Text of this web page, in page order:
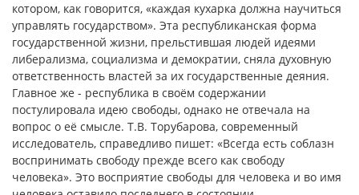
котором, как говорится, «каждая кухарка должна научиться
управлять государством». Эта республиканская форма
государственной жизни, прельстившая людей идеями
либерализма, социализма и демократии, сняла духовную
ответственность властей за их государственные деяния.
Главное же - республика в своём содержании
постулировала идею свободы, однако не отвечала на
вопрос о её смысле. Т.В. Торубарова, современный
исследователь, справедливо пишет: «Всегда есть соблазн
воспринимать свободу прежде всего как свободу
человека». Это восприятие свободы для человека и во имя